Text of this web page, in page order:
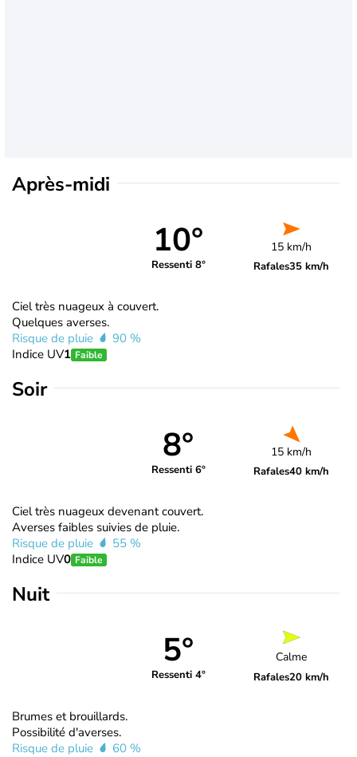
Après-midi
10°
Ressenti 8°
15 km/h
Rafales35 km/h
Ciel très nuageux à couvert.
Quelques averses.
Risque de pluie
90 %
Indice UV1 Faible
Soir
8°
Ressenti 6°
15 km/h
Rafales40 km/h
Ciel très nuageux devenant couvert.
Averses faibles suivies de pluie.
Risque de pluie
55 %
Indice UV0 Faible
Nuit
5°
Ressenti 4°
Calme
Rafales20 km/h
Brumes et brouillards.
Possibilité d'averses.
Risque de pluie
60 %